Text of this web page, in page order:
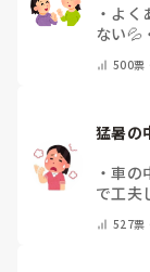
・ よく
ない💦
てくだ
500票
猛暑の
・車の
で工夫
を持ち
ん ・そ
527票